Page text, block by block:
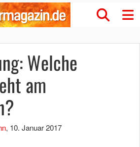
Welche
am
, 10. Januar 2017